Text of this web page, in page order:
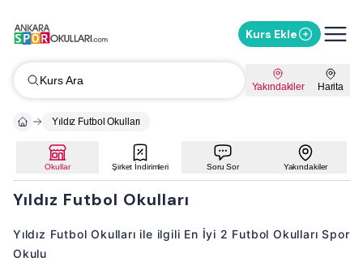
Kurs Ekle
Kurs Ara Yakındakiler Harita
Yıldız Futbol Okulları
Okullar Şirket İndirimleri Soru Sor Yakındakiler
Yıldız Futbol Okulları
Yıldız Futbol Okulları ile ilgili En İyi 2 Futbol Okulları Spor
Okulu